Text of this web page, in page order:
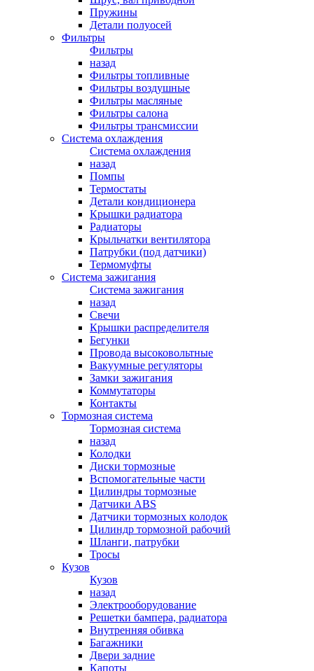
Пружины
Детали полуосей
Фильтры
Фильтры
назад
Фильтры топливные
Фильтры воздушные
Фильтры масляные
Фильтры салона
Фильтры трансмиссии
Система охлаждения
Система охлаждения
назад
Помпы
Термостаты
Детали кондиционера
Крышки радиатора
Радиаторы
Крыльчатки вентилятора
Патрубки (под датчики)
Термомуфты
Система зажигания
Система зажигания
назад
Свечи
Крышки распределителя
Бегунки
Провода высоковольтные
Вакуумные регуляторы
Замки зажигания
Коммутаторы
Контакты
Тормозная система
Тормозная система
назад
Колодки
Диски тормозные
Вспомогательные части
Цилиндры тормозные
Датчики ABS
Датчики тормозных колодок
Цилиндр тормозной рабочий
Шланги, патрубки
Тросы
Кузов
Кузов
назад
Электрооборудование
Решетки бампера, радиатора
Внутренняя обивка
Багажники
Двери задние
Капоты